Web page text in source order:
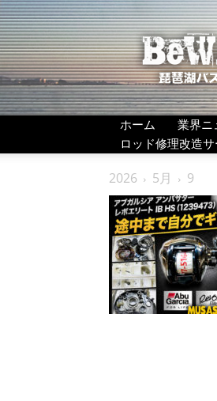
ホーム 業界ニ
ロッド修理改造
2026 5月 9